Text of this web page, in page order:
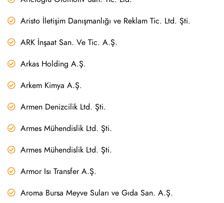
Aristo İletişim Danışmanlığı ve Reklam Tic. Ltd. Şti.
ARK İnşaat San. Ve Tic. A.Ş.
Arkas Holding A.Ş.
Arkem Kimya A.Ş.
Armen Denizcilik Ltd. Şti.
Armes Mühendislik Ltd. Şti.
Armes Mühendislik Ltd. Şti.
Armor Isı Transfer A.Ş.
Aroma Bursa Meyve Suları ve Gıda San. A.Ş.